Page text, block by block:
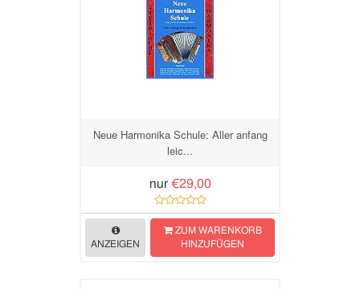
Neue Harmonika Schule: Aller anfang
leic...
nur €29,00
ANZEIGEN
ZUM WARENKORB
HINZUFÜGEN